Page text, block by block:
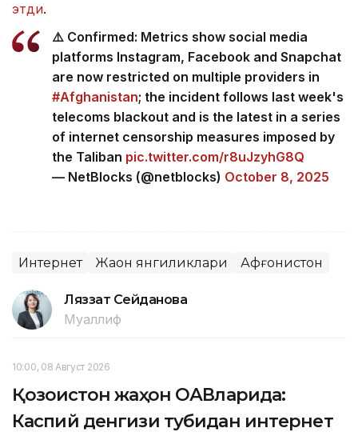
этди.
⚠️ Confirmed: Metrics show social media
platforms Instagram, Facebook and Snapchat
are now restricted on multiple providers in
#Afghanistan; the incident follows last week's
telecoms blackout and is the latest in a series
of internet censorship measures imposed by
the Taliban pic.twitter.com/r8uJzyhG8Q
— NetBlocks (@netblocks) October 8, 2025
Интернет Жаҳон янгиликлари Афғонистон
Ляззат Сейданова
Муаллиф
10:00, 08 Август 2026
Қозоғистон жаҳон ОАВларида:
Каспий денгизи тубидан интернет